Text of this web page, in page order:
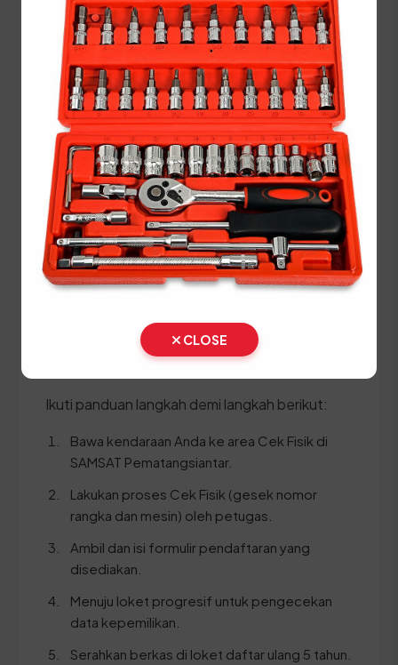
menghindari penolakan saat verifikasi berkas di
loket pendaftaran.
Panduan Pajak 5 Tahunan
(Ganti Plat) di Sumatera Utara
Setiap lima tahun, pemilik kendaraan wajib
melakukan pergantian pelat nomor dan cek fisik
kendaraan. Siapkan dokumen tambahan ini:
STNK asli
KTP asli
SKPD asli
BPKB asli & copy
Ikuti panduan langkah demi langkah berikut:
Bawa kendaraan Anda ke area Cek Fisik di
SAMSAT Pematangsiantar.
Lakukan proses Cek Fisik (gesek nomor
rangka dan mesin) oleh petugas.
Ambil dan isi formulir pendaftaran yang
disediakan.
Menuju loket progresif untuk pengecekan
data kepemilikan.
Serahkan berkas di loket daftar ulang 5 tahun.
CLOSE